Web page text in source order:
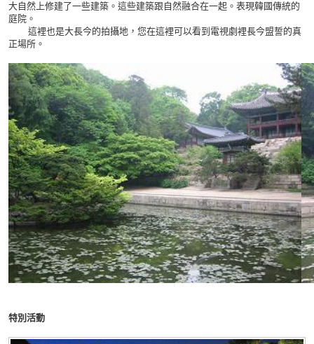
大自然上修建了一些建築。這些建築跟自然融合在一起。表現韓國傳統的
庭院。
這裡也是大長今的拍攝地，您在這裡可以看到電視劇裡長今盟誓的真
正場所。
特別活動